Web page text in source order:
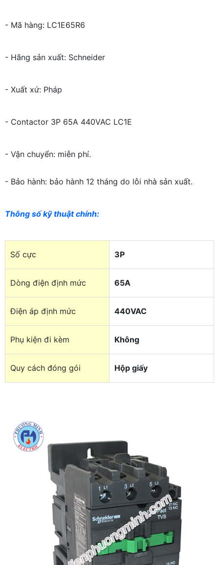
- Mã hàng: LC1E65R6
- Hãng sản xuất: Schneider
- Xuất xứ: Pháp
- Contactor 3P 65A 440VAC LC1E
- Vận chuyển: miễn phí.
- Bảo hành: bảo hành 12 tháng do lỗi nhà sản xuất.
Thông số kỹ thuật chính:
Số cực 3P
Dòng điện định mức 65A
Điện áp định mức 440VAC
Phụ kiện đi kèm Không
Quy cách đóng gói Hộp giấy